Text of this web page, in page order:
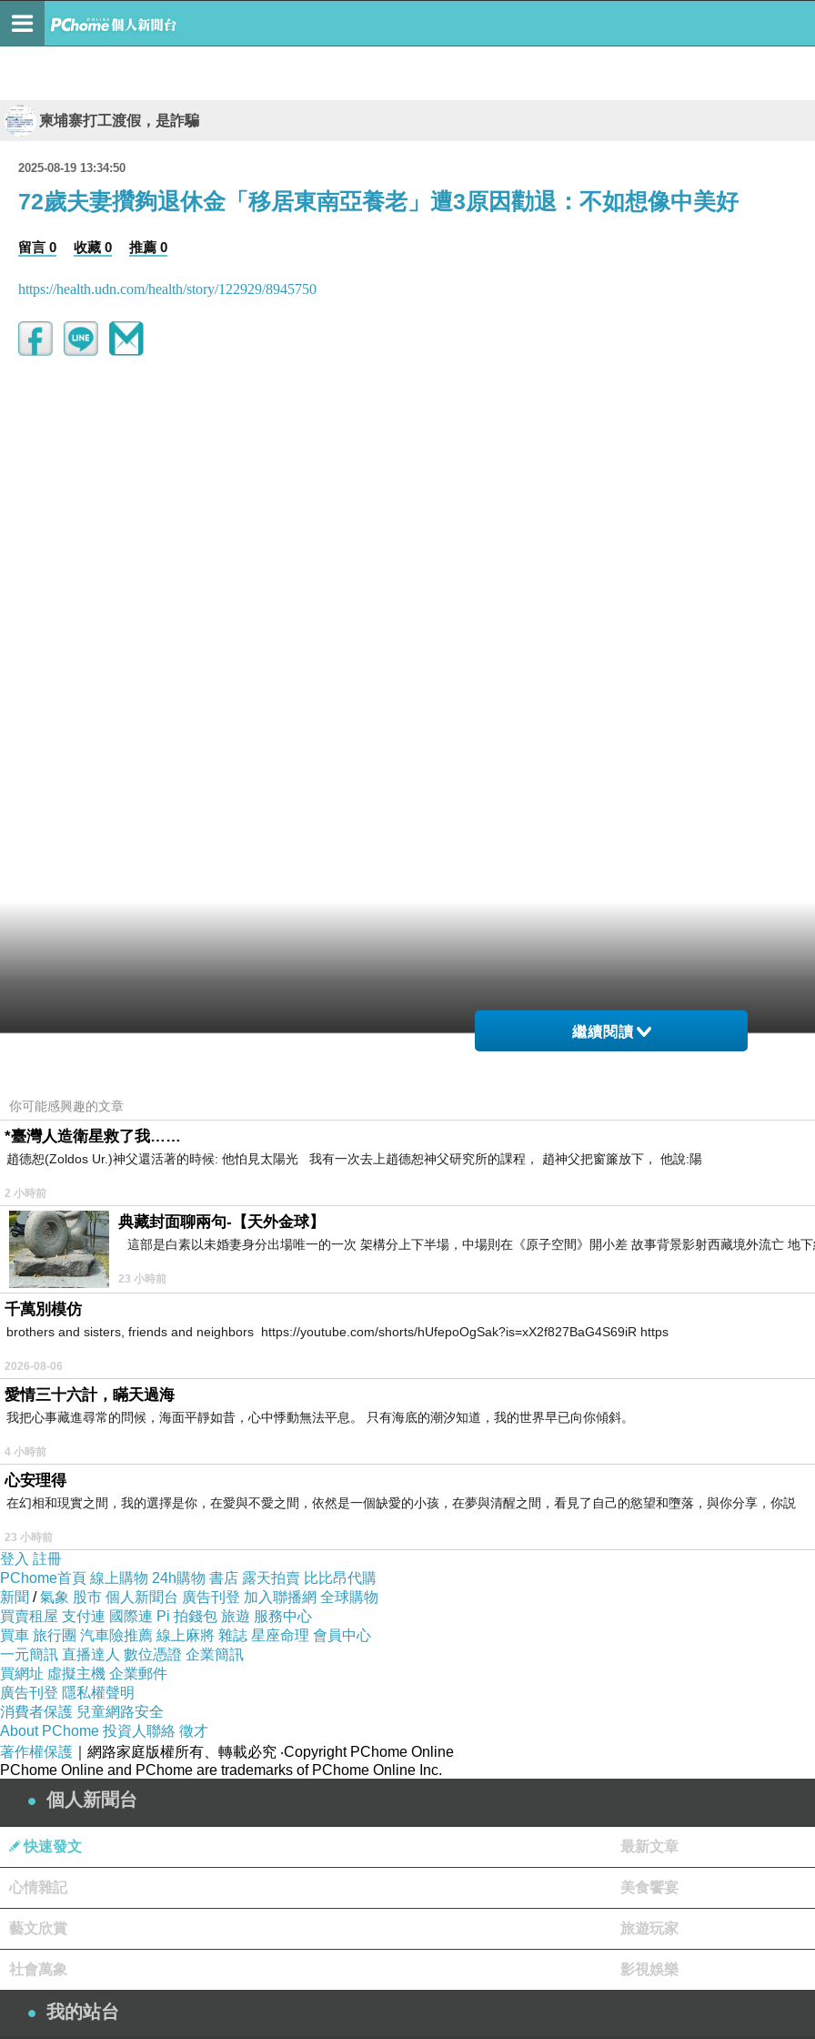
柬埔寨打工渡假，是詐騙
2025-08-19 13:34:50
72歲夫妻攢夠退休金「移居東南亞養老」遭3原因勸退：不如想像中美好
留言 0 收藏 0 推薦 0
https://health.udn.com/health/story/122929/8945750
繼續閱讀
你可能感興趣的文章
*臺灣人造衛星救了我……
趙德恕(Zoldos Ur.)神父還活著的時候: 他怕見太陽光 我有一次去上趙德恕神父研究所的課程， 趙神父把窗簾放下， 他說:陽
2 小時前
典藏封面聊兩句-【天外金球】
這部是白素以未婚妻身分出場唯一的一次 架構分上下半場，中場則在《原子空間》開小差 故事背景影射西藏境外流亡 地
23 小時前
千萬別模仿
brothers and sisters, friends and neighbors https://youtube.com/shorts/hUfepoOgSak?is=xX2f827BaG4S69iR https
2026-08-06
愛情三十六計，瞞天過海
我把心事藏進尋常的問候，海面平靜如昔，心中悸動無法平息。 只有海底的潮汐知道，我的世界早已向你傾斜。
4 小時前
心安理得
在幻相和現實之間，我的選擇是你，在愛與不愛之間，依然是一個缺愛的小孩，在夢與清醒之間，看見了自己的慾望和墮落，與你分享，你説
23 小時前
登入 註冊
PChome首頁 線上購物 24h購物 書店 露天拍賣 比比昂代購
新聞 /氣象 股市 個人新聞台 廣告刊登 加入聯播網 全球購物
買賣租屋 支付連 國際連 Pi 拍錢包 旅遊 服務中心
買車 旅行團 汽車險推薦 線上麻將 雜誌 星座命理 會員中心
一元簡訊 直播達人 數位憑證 企業簡訊
買網址 虛擬主機 企業郵件
廣告刊登 隱私權聲明
消費者保護 兒童網路安全
About PChome 投資人聯絡 徵才
著作權保護 ｜網路家庭版權所有、轉載必究 ‧Copyright PChome Online
PChome Online and PChome are trademarks of PChome Online Inc.
個人新聞台
快速發文 最新文章
心情雜記 美食饗宴
藝文欣賞 旅遊玩家
社會萬象 影視娛樂
我的站台